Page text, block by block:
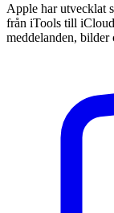
Apple har utvecklat
från iTools till
meddelanden, bilder